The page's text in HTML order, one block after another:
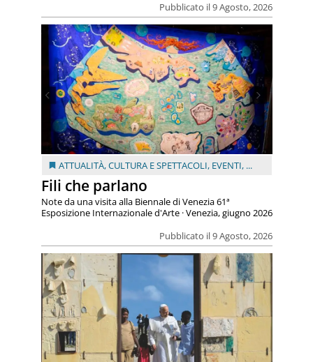
Pubblicato il 9 Agosto, 2026
ATTUALITÀ,CULTURA E SPETTACOLI, EVENTI, ...
Fili che parlano
Pubblicato il 9 Agosto, 2026
Note da una visita alla Biennale di Venezia 61ª
Esposizione Internazionale d'Arte · Venezia, giugno 2026